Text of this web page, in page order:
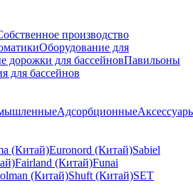
производство
Оборудование для
дорожки для бассейновПавильоны
для бассейнов
Адсорбционные
(Китай)Euronord (Китай)Sabiel
Fairland (Китай)Funai
(Китай)Shuft (Китай)SET